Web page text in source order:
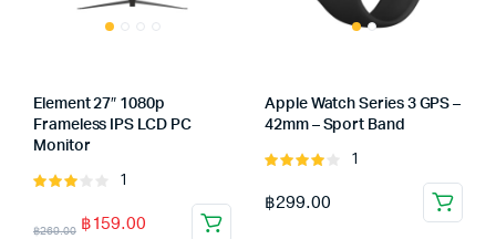
Element 27″ 1080p
Frameless IPS LCD PC
Monitor
Rated
out of
1
฿269.00 ฿159.00
Apple Watch Series 3 GPS –
42mm – Sport Band
Rated
of 5
1
฿299.00